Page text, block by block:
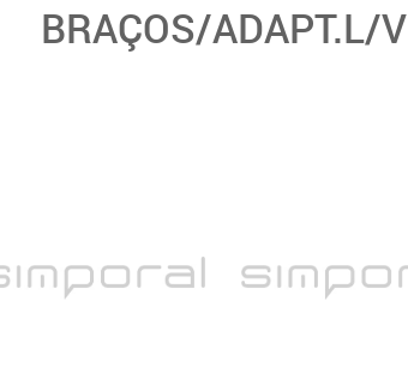
BRAÇOS/ADAPT.L/V